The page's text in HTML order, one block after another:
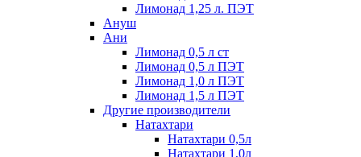
Лимонад 1,25 л. ПЭТ
Ануш
Ани
Лимонад 0,5 л ст
Лимонад 0,5 л ПЭТ
Лимонад 1,0 л ПЭТ
Лимонад 1,5 л ПЭТ
Другие производители
Натахтари
Натахтари 0,5л
Натахтари 1,0л